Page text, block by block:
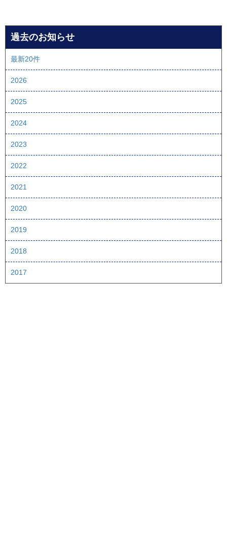
過去のお知らせ
最新20件
2026
2025
2024
2023
2022
2021
2020
2019
2018
2017